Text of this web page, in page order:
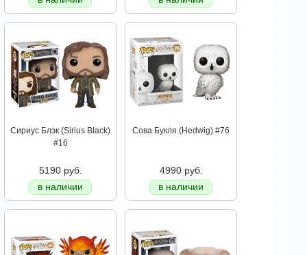
Сириус Блэк (Sirius Black)
#16
5190 руб.
в наличии
Сова Букля (Hedwig) #76
4990 руб.
в наличии